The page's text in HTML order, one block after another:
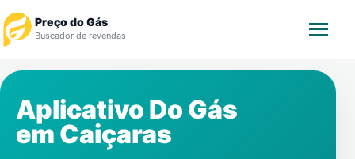
Preço do Gás
Buscador de revendas
Revendedor
Aplicativo Do Gás
em Caiçaras